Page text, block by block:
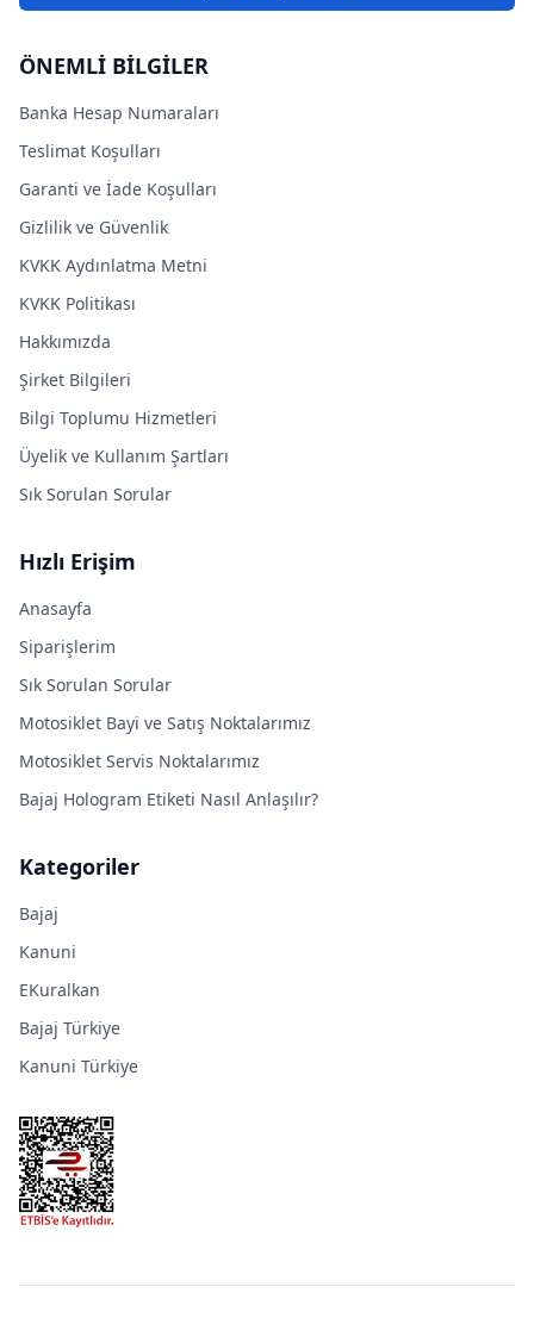
ÖNEMLİ BİLGİLER
Banka Hesap Numaraları
Teslimat Koşulları
Garanti ve İade Koşulları
Gizlilik ve Güvenlik
KVKK Aydınlatma Metni
KVKK Politikası
Hakkımızda
Şirket Bilgileri
Bilgi Toplumu Hizmetleri
Üyelik ve Kullanım Şartları
Sık Sorulan Sorular
Hızlı Erişim
Anasayfa
Siparişlerim
Sık Sorulan Sorular
Motosiklet Bayi ve Satış Noktalarımız
Motosiklet Servis Noktalarımız
Bajaj Hologram Etiketi Nasıl Anlaşılır?
Kategoriler
Bajaj
Kanuni
EKuralkan
Bajaj Türkiye
Kanuni Türkiye